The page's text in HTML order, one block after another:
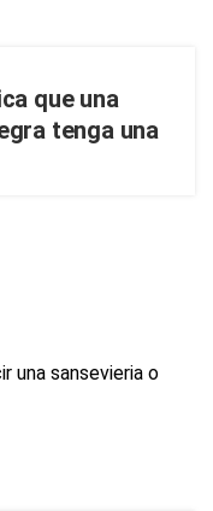
que una
tenga una